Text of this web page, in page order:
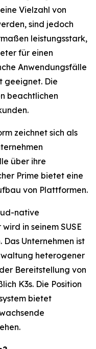
Vielzahl von
sind jedoch
leistungsstark,
für einen
Anwendungsfälle
geeignet. Die
beachtlichen
zeichnet sich als
über ihre
Prime bietet eine
von Plattformen.
native
in seinem SUSE
Unternehmen ist
heterogener
Bereitstellung von
K3s. Die Position
bietet